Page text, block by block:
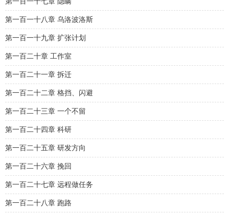
第一百一十八章 乌洛波洛斯
第一百一十九章 扩张计划
第一百二十章 工作室
第一百二十一章 拆迁
第一百二十二章 格挡、闪避
第一百二十三章 一个不留
第一百二十四章 科研
第一百二十五章 研发方向
第一百二十六章 挽回
第一百二十七章 远程做任务
第一百二十八章 跑路